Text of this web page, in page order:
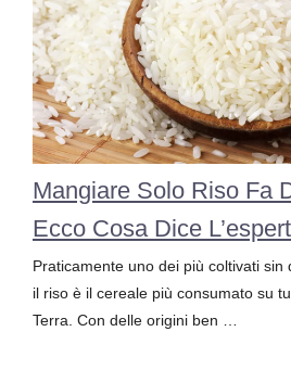
Mangiare Solo Riso Fa
Ecco Cosa Dice
Praticamente uno dei più coltivati sin
il riso è il cereale più consumato su
Terra. Con delle origini ben …